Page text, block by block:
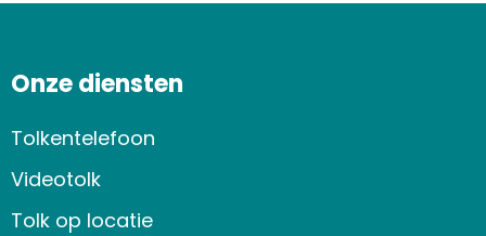
Onze diensten
Tolkentelefoon
Videotolk
Tolk op locatie